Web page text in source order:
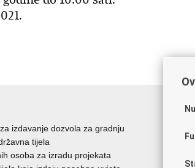
izdavanje dozvola za gradnju
tijela
osoba za izradu projekata